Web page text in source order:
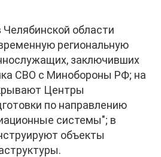
области
региональную
заключивших
СВО с Минобороны РФ; на
Центры
по направлению
системы"; в
объекты